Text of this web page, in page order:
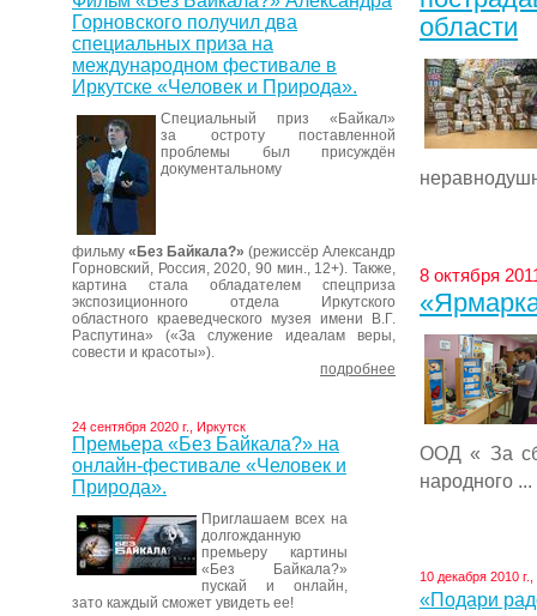
Горновского получил два
специальных приза на
международном фестивале в
Иркутске «Человек и Природа».
Специальный приз «Байкал»
за остроту поставленной
проблемы был присуждён
документальному
фильму «Без Байкала?» (режиссёр Александр
Горновский, Россия, 2020, 90 мин., 12+). Также,
картина стала обладателем спецприза
экспозиционного отдела Иркутского
областного краеведческого музея имени В.Г.
Распутина» («За служение идеалам веры,
совести и красоты»).
подробнее
24 сентября 2020 г., Иркутск
Премьера «Без Байкала?» на
онлайн-фестивале «Человек и
Природа».
Приглашаем всех на
долгожданную
премьеру картины
«Без Байкала?»
пускай и онлайн,
зато каждый сможет увидеть ее!
области
8 октября
ООД « За
народного ...
10 декабря 2010
«Подари